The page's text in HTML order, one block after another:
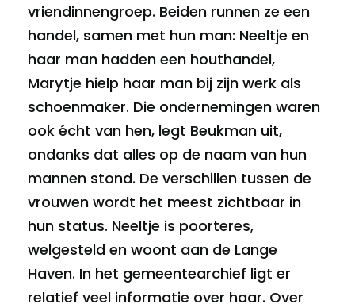
vriendinnengroep. Beiden runnen ze een
handel, samen met hun man: Neeltje en
haar man hadden een houthandel,
Marytje hielp haar man bij zijn werk als
schoenmaker. Die ondernemingen waren
ook écht van hen, legt Beukman uit,
ondanks dat alles op de naam van hun
mannen stond. De verschillen tussen de
vrouwen wordt het meest zichtbaar in
hun status. Neeltje is poorteres,
welgesteld en woont aan de Lange
Haven. In het gemeentearchief ligt er
relatief veel informatie over haar. Over